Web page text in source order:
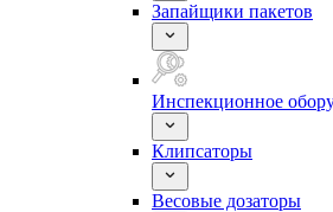
Запайщики пакетов
Инспекционное
Клипсаторы
Весовые дозаторы